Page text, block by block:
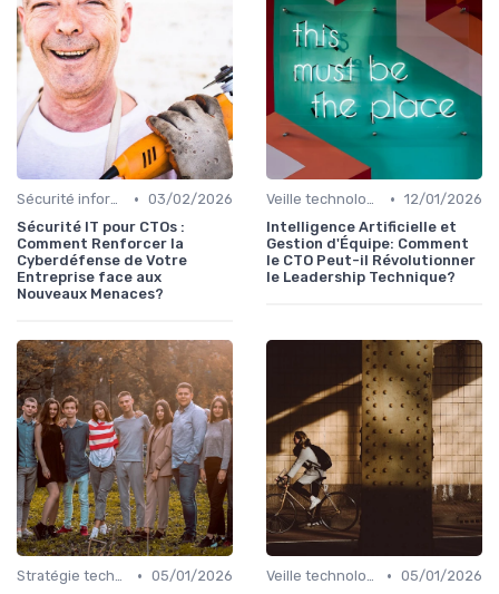
Sécurité informatique • 03/02/2026
Sécurité IT pour CTOs :
Comment Renforcer la
Cyberdéfense de Votre
Entreprise face aux
Nouveaux Menaces?
Veille technologique • 12/01/2026
Intelligence Artificielle et
Gestion d'Équipe: Comment
le CTO Peut-il Révolutionner
le Leadership Technique?
Stratégie technologique • 05/01/2026
Veille technologique • 05/01/2026